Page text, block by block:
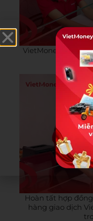
VietMoney liên hệ
sản
Hoàn tất hợp
hàng giao dịch